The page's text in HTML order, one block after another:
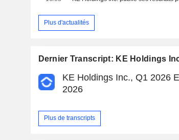
Plus d'actualités
Dernier Transcript: KE Holdings
KE Holdings Inc., Q1 2026
2026
Plus de transcripts